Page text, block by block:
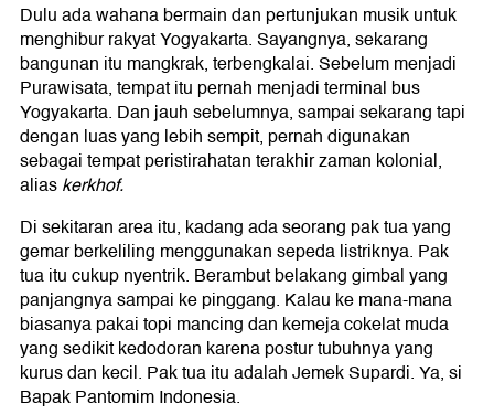
Dulu ada wahana bermain dan pertunjukan musik untuk
menghibur rakyat Yogyakarta. Sayangnya, sekarang
bangunan itu mangkrak, terbengkalai. Sebelum menjadi
Purawisata, tempat itu pernah menjadi terminal bus
Yogyakarta. Dan jauh sebelumnya, sampai sekarang tapi
dengan luas yang lebih sempit, pernah digunakan
sebagai tempat peristirahatan terakhir zaman kolonial,
aliaskerkhof.
Di sekitaran area itu, kadang ada seorang pak tua yang
gemar berkeliling menggunakan sepeda listriknya. Pak
tua itu cukup nyentrik. Berambut belakang gimbal yang
panjangnya sampai ke pinggang. Kalau ke mana-mana
biasanya pakai topi mancing dan kemeja cokelat muda
yang sedikit kedodoran karena postur tubuhnya yang
kurus dan kecil. Pak tua itu adalah Jemek Supardi. Ya, si
Bapak Pantomim Indonesia.